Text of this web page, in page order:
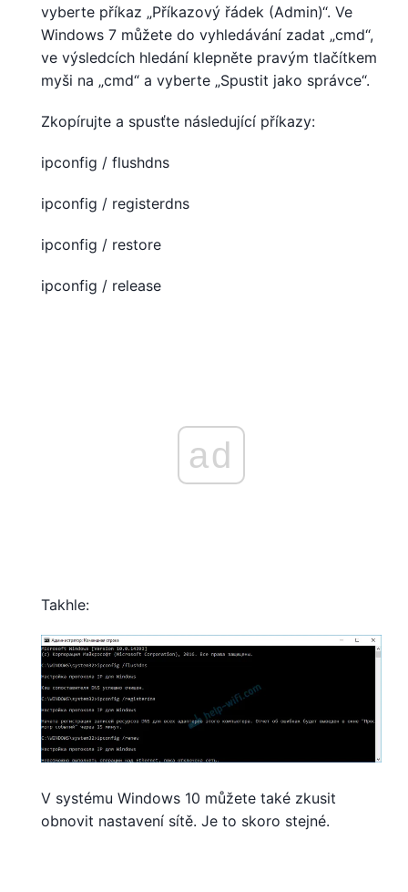
vyberte příkaz „Příkazový řádek (Admin)“. Ve
Windows 7 můžete do vyhledávání zadat „cmd“,
ve výsledcích hledání klepněte pravým tlačítkem
myši na „cmd“ a vyberte „Spustit jako správce“.
Zkopírujte a spusťte následující příkazy:
ipconfig / flushdns
ipconfig / registerdns
ipconfig / restore
ipconfig / release
ad
Takhle:
V systému Windows 10 můžete také zkusit
obnovit nastavení sítě. Je to skoro stejné.